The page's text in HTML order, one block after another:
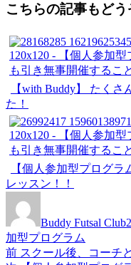
こちらの記事もどう
【with Buddy】 たく
た！
【個人参加型プログ
レッスン！！
者
Buddy Futsal Club
加型プログラム
投
前 前
スクール後、コーチ